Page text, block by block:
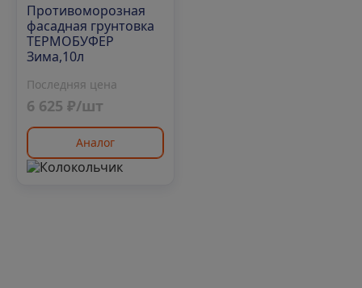
Противоморозная
фасадная грунтовка
ТЕРМОБУФЕР
Зима,10л
Последняя цена
6 625 ₽/шт
Аналог